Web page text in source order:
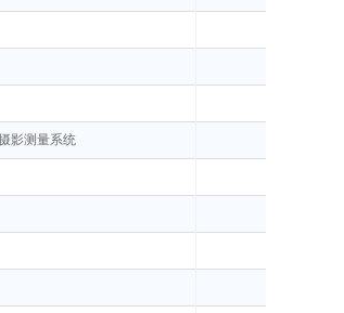
影测量系统